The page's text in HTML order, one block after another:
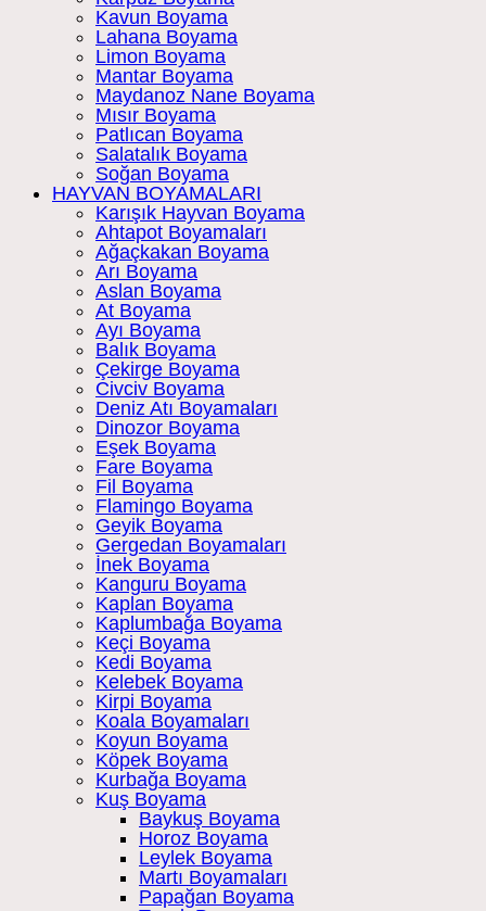
Kavun Boyama
Lahana Boyama
Limon Boyama
Mantar Boyama
Maydanoz Nane Boyama
Mısır Boyama
Patlıcan Boyama
Salatalık Boyama
Soğan Boyama
HAYVAN BOYAMALARI
Karışık Hayvan Boyama
Ahtapot Boyamaları
Ağaçkakan Boyama
Arı Boyama
Aslan Boyama
At Boyama
Ayı Boyama
Balık Boyama
Çekirge Boyama
Civciv Boyama
Deniz Atı Boyamaları
Dinozor Boyama
Eşek Boyama
Fare Boyama
Fil Boyama
Flamingo Boyama
Geyik Boyama
Gergedan Boyamaları
İnek Boyama
Kanguru Boyama
Kaplan Boyama
Kaplumbağa Boyama
Keçi Boyama
Kedi Boyama
Kelebek Boyama
Kirpi Boyama
Koala Boyamaları
Koyun Boyama
Köpek Boyama
Kurbağa Boyama
Kuş Boyama
Baykuş Boyama
Horoz Boyama
Leylek Boyama
Martı Boyamaları
Papağan Boyama